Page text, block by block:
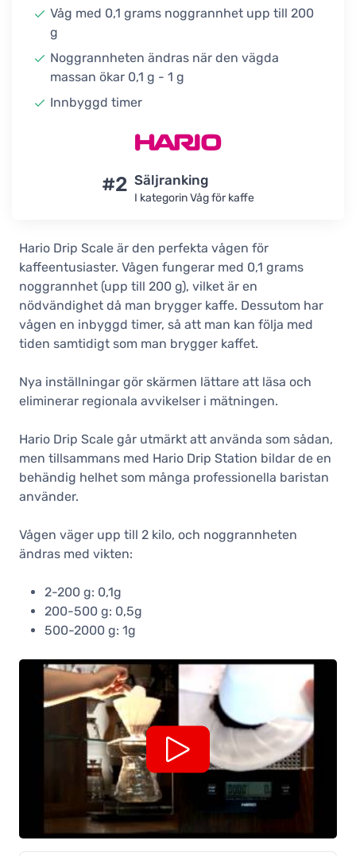
Våg med 0,1 grams noggrannhet upp till 200
g
Noggrannheten ändras när den vägda
massan ökar 0,1 g - 1 g
Innbyggd timer
#2 Säljranking
I kategorin Våg för kaffe
Hario Drip Scale är den perfekta vågen för
kaffeentusiaster. Vågen fungerar med 0,1 grams
noggrannhet (upp till 200 g), vilket är en
nödvändighet då man brygger kaffe. Dessutom har
vågen en inbyggd timer, så att man kan följa med
tiden samtidigt som man brygger kaffet.
Nya inställningar gör skärmen lättare att läsa och
eliminerar regionala avvikelser i mätningen.
Hario Drip Scale går utmärkt att använda som sådan,
men tillsammans med Hario Drip Station bildar de en
behändig helhet som många professionella baristan
använder.
Vågen väger upp till 2 kilo, och noggrannheten
ändras med vikten:
2-200 g: 0,1g
200-500 g: 0,5g
500-2000 g: 1g